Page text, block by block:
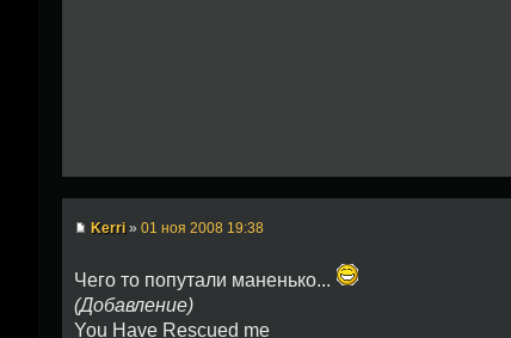
Kerri » 01 ноя 2008 19:38
Чего то попутали маненько...
(Добавление)
You Have Rescued me